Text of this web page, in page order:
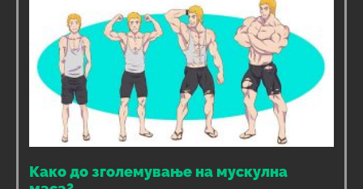
Како до зголемување на мускулна